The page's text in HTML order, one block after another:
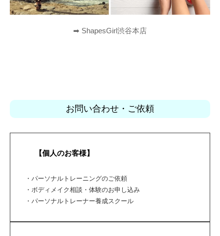
➡︎ ShapesGirl渋谷本店
お問い合わせ・ご依頼
【個人のお客様】
・パーソナルトレーニングのご依頼
・ボディメイク相談・体験のお申し込み
・パーソナルトレーナー養成スクール